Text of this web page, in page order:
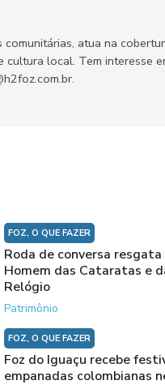
atua na
cultura local. Tem interesse
FOZ, O QUE FAZER
Roda de conversa
Homem das Cataratas e
Relógio
Patrimônio
FOZ, O QUE FAZER
Foz do Iguaçu recebe
empanadas colombianas